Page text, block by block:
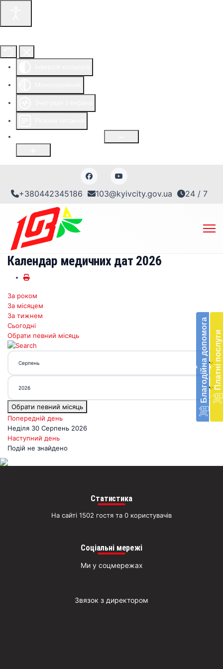
+380442345186 103@kyivcity.gov.ua 24 / 7
‹ Благодійна допомогав
‹ Платні послуги
Календар медичних дат 2026
За роком
За місяцем
За тижнем
Сьогодні
Обрати певний місяць
Обрати певний місяць
Попередній день
Неділя 30 Серпень 2026
Наступний день
Подій не знайдено
Статистика
На сайті 1502 гостя та 0 користувачів
Соціальні мережі
Ми у соцмережах
Звязок з директором